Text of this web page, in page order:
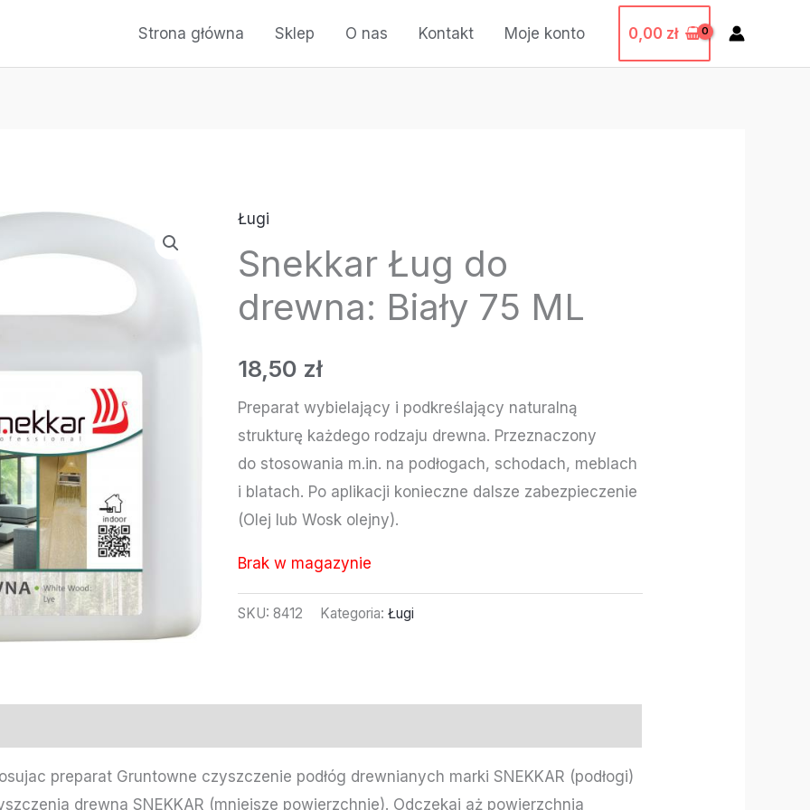
Strona główna Sklep O nas Kontakt Moje konto 0,00 zł
Ługi
Snekkar Ług do
drewna: Biały 75 ML
18,50 zł
Preparat wybielający i podkreślający naturalną
strukturę każdego rodzaju drewna. Przeznaczony
do stosowania m.in. na podłogach, schodach, meblach
i blatach. Po aplikacji konieczne dalsze zabezpieczenie
(Olej lub Wosk olejny).
Brak w magazynie
SKU: 8412 Kategoria: Ługi
preparat Gruntowne czyszczenie podłóg drewnianych marki SNEKKAR (podłogi)
drewna SNEKKAR (mniejsze powierzchnie). Odczekaj aż powierzchnia